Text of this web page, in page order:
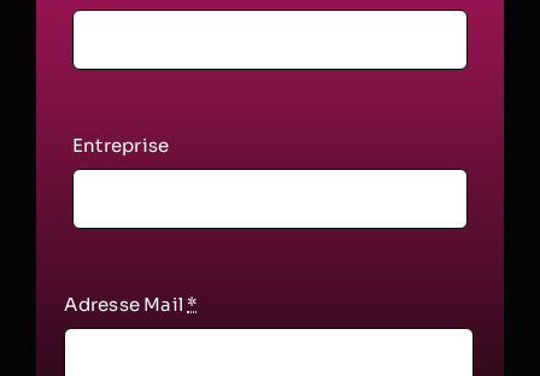
Entreprise
Adresse Mail *